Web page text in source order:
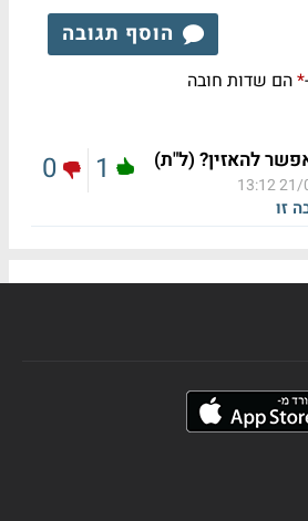
הוסף תגובה
*הם שדות חובה
להאזין? (ל"ת)
21/
זו
1
0